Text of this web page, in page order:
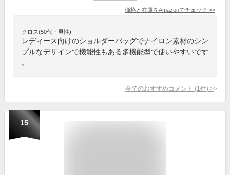
価格と在庫をAmazonでチェック >>
クロス(50代・男性)
レディース向けのショルダーバッグでナイロン素材のシン
プルなデザインで機能性もある多機能型で使いやすいです
。
全てのおすすめコメント (1 件) >
15